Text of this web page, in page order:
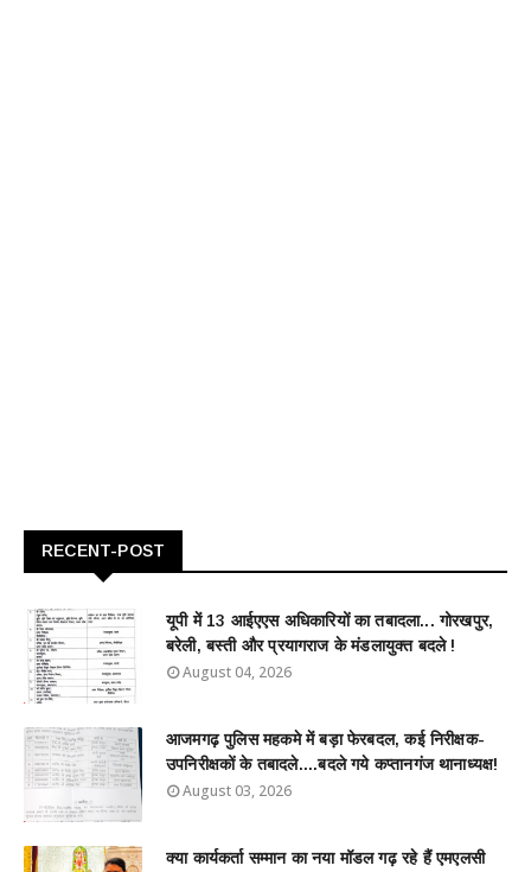
RECENT-POST
यूपी में 13 आईएएस अधिकारियों का तबादला... गोरखपुर,
बरेली, बस्ती और प्रयागराज के मंडलायुक्त बदले !
August 04, 2026
आजमगढ़ पुलिस महकमे में बड़ा फेरबदल, कई निरीक्षक-
उपनिरीक्षकों के तबादले....बदले गये कप्तानगंज थानाध्यक्ष!
August 03, 2026
क्या कार्यकर्ता सम्मान का नया मॉडल गढ़ रहे हैं एमएलसी